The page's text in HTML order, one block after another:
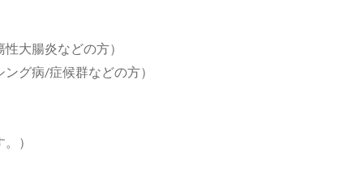
大腸炎などの方）
グ病/症候群などの方）
）